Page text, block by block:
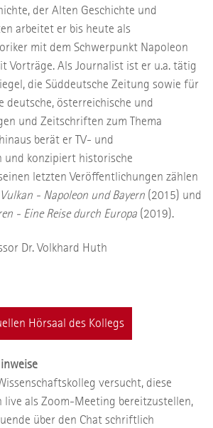
der Alten Geschichte und
arbeitet er bis heute als
mit dem Schwerpunkt Napoleon
Vorträge. Als Journalist ist er u.a. tätig
die Süddeutsche Zeitung sowie für
deutsche, österreichische und
und Zeitschriften zum Thema
berät er TV- und
und konzipiert historische
letzten Veröffentlichungen zählen
- Napoleon und Bayern(2015) und
- Eine Reise durch Europa(2019).
Dr. Volkhard Huth
Hörsaal des Kollegs
versucht, diese
live als Zoom-Meeting bereitzustellen,
über den Chat schriftlich